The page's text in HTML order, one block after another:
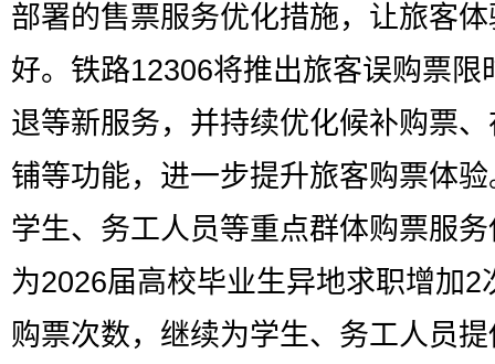
部署的售票服务优化措施，让旅客
好。铁路12306将推出旅客误购票限
退等新服务，并持续优化候补购票
铺等功能，进一步提升旅客购票体
学生、务工人员等重点群体购票服
为2026届高校毕业生异地求职增加2
购票次数，继续为学生、务工人员